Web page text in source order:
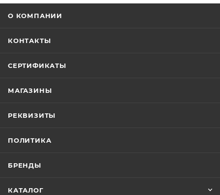
О КОМПАНИИ
КОНТАКТЫ
СЕРТИФИКАТЫ
МАГАЗИНЫ
РЕКВИЗИТЫ
ПОЛИТИКА
БРЕНДЫ
КАТАЛОГ